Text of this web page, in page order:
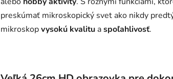
preskúmať mikroskopický svet ako nikdy
mikroskopvysokú kvalitu aspoľahlivosť.